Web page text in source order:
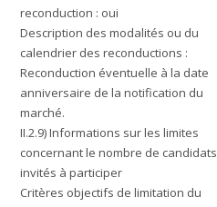
reconduction : oui
Description des modalités ou du
calendrier des reconductions :
Reconduction éventuelle à la date
anniversaire de la notification du
marché.
II.2.9) Informations sur les limites
concernant le nombre de candidats
invités à participer
Critères objectifs de limitation du